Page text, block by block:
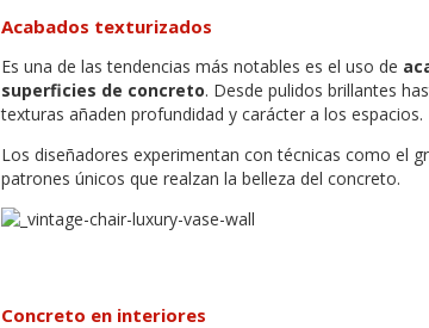
Acabados texturizados
Es una de las tendencias más notables es el uso de
superficies de concreto. Desde pulidos brillantes
texturas añaden profundidad y carácter a los espacios.
Los diseñadores experimentan con técnicas como el
patrones únicos que realzan la belleza del concreto.
Concreto en interiores